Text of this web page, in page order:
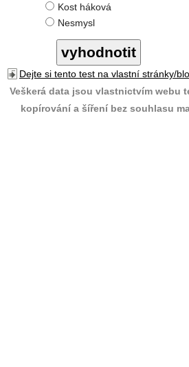
Kost háková
Nesmysl
Dejte si tento test na vlastní stránky/
Veškerá data jsou vlastnictvím webu
kopírování a šíření bez souhlasu